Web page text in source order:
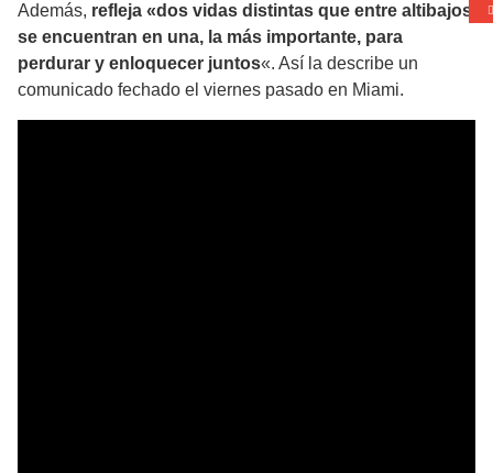
Además, refleja «dos vidas distintas que entre altibajos
se encuentran en una, la más importante, para
perdurar y enloquecer juntos«. Así la describe un
comunicado fechado el viernes pasado en Miami.